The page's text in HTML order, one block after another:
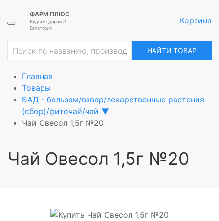
ФАРМ ПЛЮС
Будьте здоровы!
Евпатория
Корзина
НАЙТИ ТОВАР
Главная
Товары
БАД - бальзам/взвар/лекарственные растения
(сбор)/фиточай/чай ▼
Чай Овесол 1,5г №20
Чай Овесол 1,5г №20